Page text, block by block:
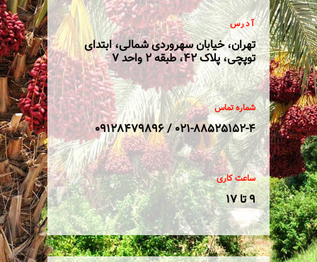
آدرس
تهران، خیابان سهروردی شمالی، ابتدای
توپچی، پلاک 42، طبقه 2 واحد 7
شماره تماس
021-88525152-4 / 09128479896
ساعت کاری
9 تا 17